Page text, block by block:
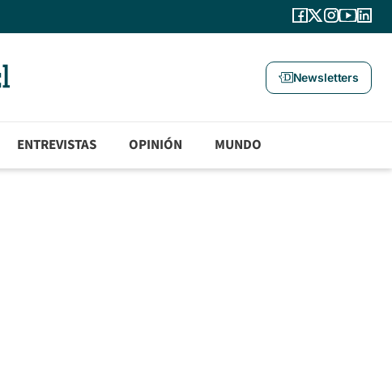
Newsletters
ENTREVISTAS OPINIÓN MUNDO